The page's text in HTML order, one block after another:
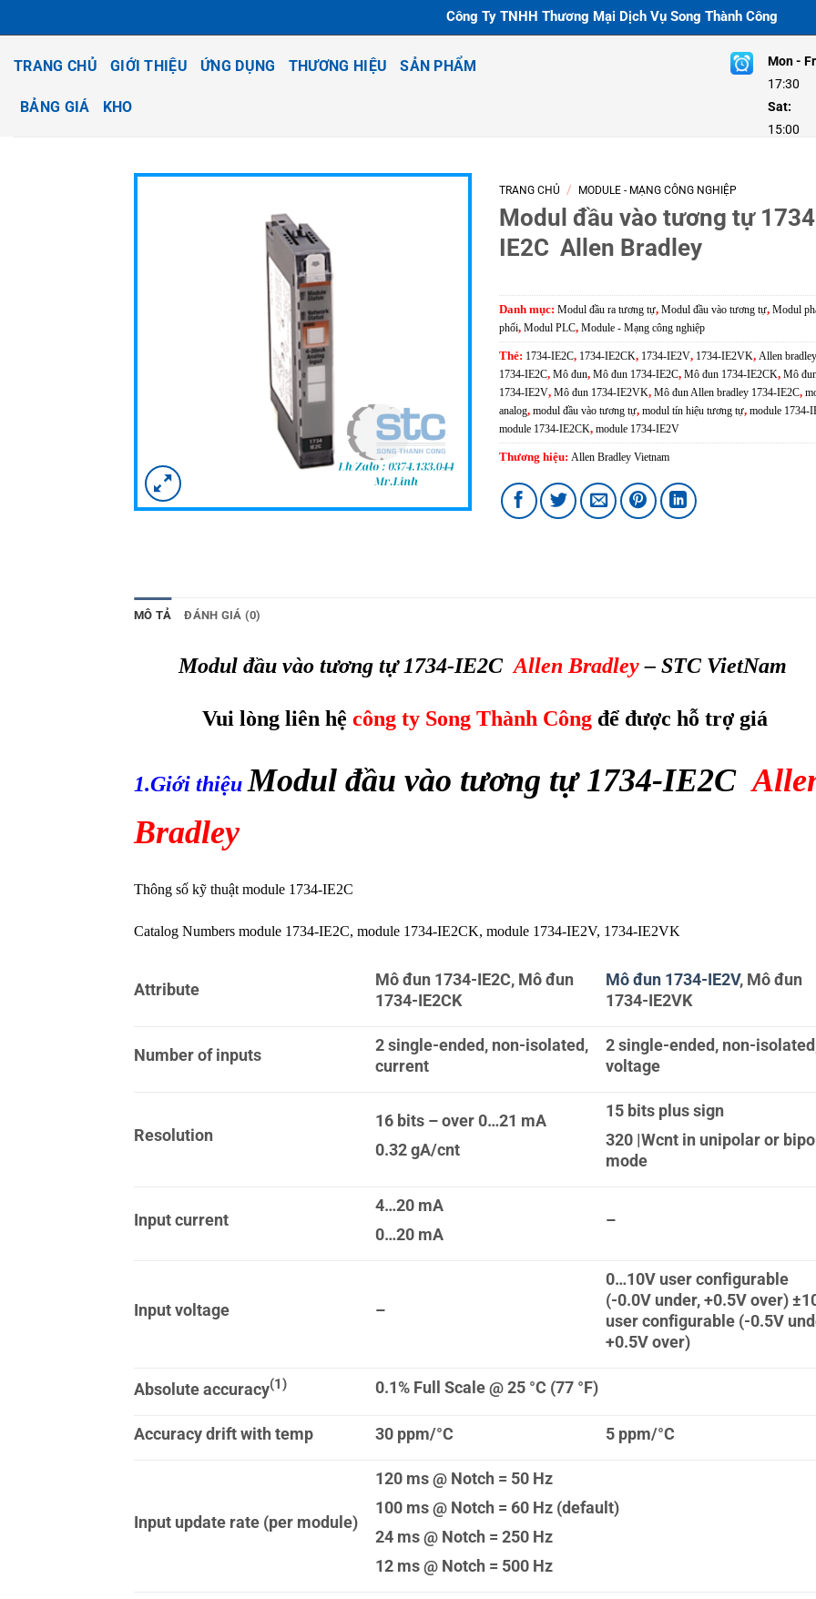
qua
nội
Công Ty TNHH Thương Mại Dịch Vụ Song Thành Công
TRANG CHỦ GIỚI THIỆU ỨNG DỤNG THƯƠNG HIỆU SẢN PHẨM
BẢNG GIÁ KHO
Mon -
17:30
Sat:
15:00
TRANG CHỦ / MODULE - MẠNG CÔNG NGHIỆP
Modul đầu vào tương tự
IE2C Allen Bradley
Danh mục: Modul đầu ra tương tự, Modul đầu vào tương tự, Modul
phối, Modul PLC, Module - Mạng công nghiệp
Thẻ: 1734-IE2C, 1734-IE2CK, 1734-IE2V, 1734-IE2VK, Allen bradley
1734-IE2C, Mô đun, Mô đun 1734-IE2C, Mô đun 1734-IE2CK, Mô
1734-IE2V, Mô đun 1734-IE2VK, Mô đun Allen bradley 1734-IE2C,
analog, modul đầu vào tương tự, modul tín hiệu tương tự, module 1734-
module 1734-IE2CK, module 1734-IE2V
Thương hiệu: Allen Bradley Vietnam
MÔ TẢ ĐÁNH GIÁ (0)
Modul đầu vào tương tự 1734-IE2C Allen Bradley– STC VietNam
Vui lòng liên hệcông ty Song Thành Công để được hỗ trợ giá
1.Giới thiệu Modul đầu vào tương tự 1734-IE2C
Bradley
Thông số kỹ thuật module 1734-IE2C
Catalog Numbers module 1734-IE2C, module 1734-IE2CK, module 1734-IE2V, 1734-IE2VK
Attribute
Mô đun 1734-IE2C, Mô đun
1734-IE2CK
Mô đun 1734-IE2V, Mô đun
1734-IE2VK
Number of inputs
2 single-ended, non-isolated,
current
2 single-ended, non-
voltage
Resolution
16 bits – over 0…21 mA
0.32 gA/cnt
15 bits plus sign
320 |Wcnt in unipolar or
mode
Input current
4…20 mA
0…20 mA
–
Input voltage –
0…10V user configurable
(-0.0V under, +0.5V over)
user configurable (-0.5V
+0.5V over)
Absolute accuracy(1) 0.1% Full Scale @ 25 °C (77 °F)
Accuracy drift with temp 30 ppm/°C 5 ppm/°C
Input update rate (per module)
120 ms @ Notch = 50 Hz
100 ms @ Notch = 60 Hz (default)
24 ms @ Notch = 250 Hz
12 ms @ Notch = 500 Hz